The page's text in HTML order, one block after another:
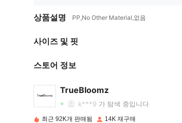
상품설명 PP,No Other Material,없음
사이즈 및 핏
스토어 정보
TrueBloomz
4.88
4.88
4.88 111
k***9 가 탐색 중입니다
최근 92K개 판매됨 14K 재구매